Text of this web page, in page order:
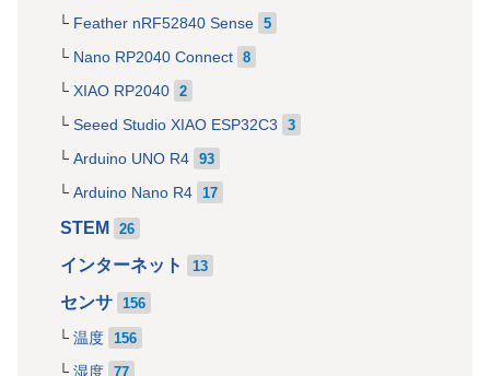
Feather nRF52840 Sense 5
Nano RP2040 Connect 8
XIAO RP2040 2
Seeed Studio XIAO ESP32C3 3
Arduino UNO R4 93
Arduino Nano R4 17
STEM 26
インターネット 13
センサ 156
温度 156
湿度 77